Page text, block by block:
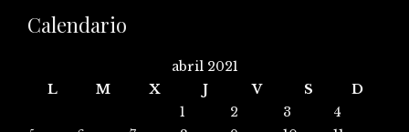
Calendario
abril 2021
L
M X J V S
D
1
2 3
4